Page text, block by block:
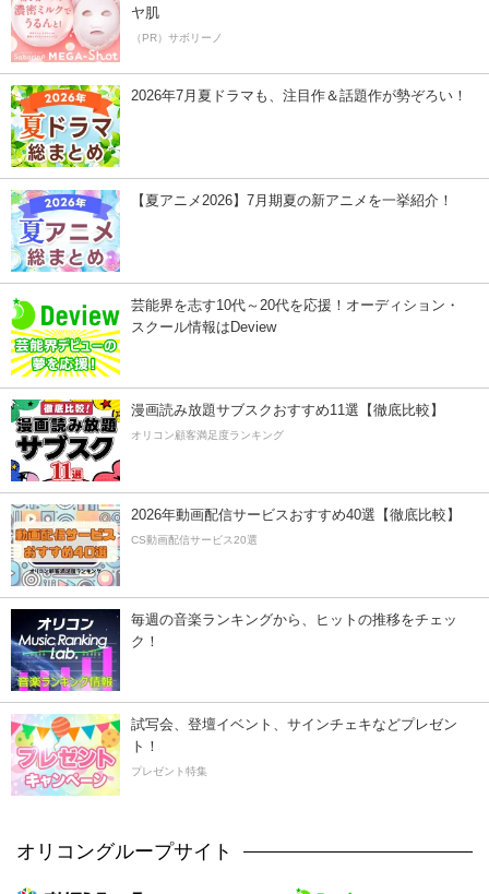
ヤ肌
（PR）サボリーノ
2026年7月夏ドラマも、注目作＆話題作が勢ぞろい！
【夏アニメ2026】7月期夏の新アニメを一挙紹介！
芸能界を志す10代～20代を応援！オーディション・
スクール情報はDeview
漫画読み放題サブスクおすすめ11選【徹底比較】
オリコン顧客満足度ランキング
2026年動画配信サービスおすすめ40選【徹底比較】
CS動画配信サービス20選
毎週の音楽ランキングから、ヒットの推移をチェッ
ク！
試写会、登壇イベント、サインチェキなどプレゼン
ト！
プレゼント特集
オリコングループサイト